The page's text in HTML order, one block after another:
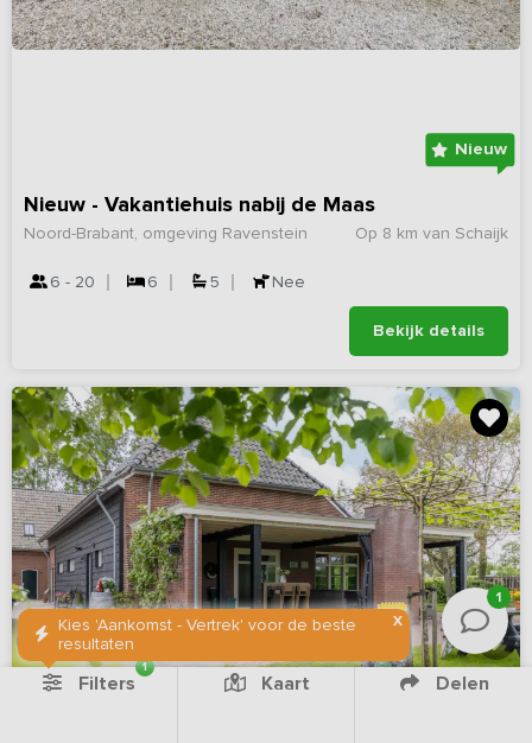
Nieuw
Nieuw - Vakantiehuis nabij de Maas
Op 8 km van Schaijk
Noord-Brabant, omgeving Ravenstein
6 - 20 6 5 Nee
Bekijk details
X
Kies 'Aankomst - Vertrek' voor de beste
resultaten
1
Filters
1
Kaart Delen